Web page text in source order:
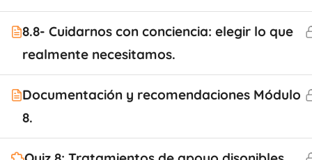
8.8- Cuidarnos con conciencia: elegir lo que
realmente necesitamos.
Documentación y recomendaciones Módulo
8.